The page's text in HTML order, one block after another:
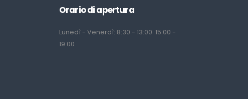
Orario di apertura
Lunedì - Venerdì: 8:30 - 13:00 15:00 -
19:00